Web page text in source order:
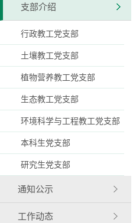
支部介绍
行政教工党支部
土壤教工党支部
植物营养教工党支部
生态教工党支部
环境科学与工程教工党支部
本科生党支部
研究生党支部
通知公示
工作动态